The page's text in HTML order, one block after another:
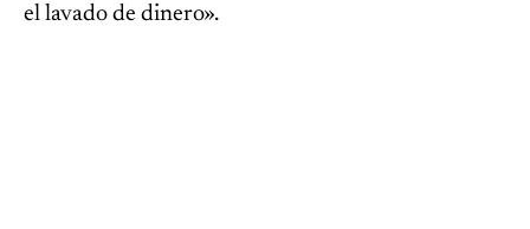
el lavado de dinero».